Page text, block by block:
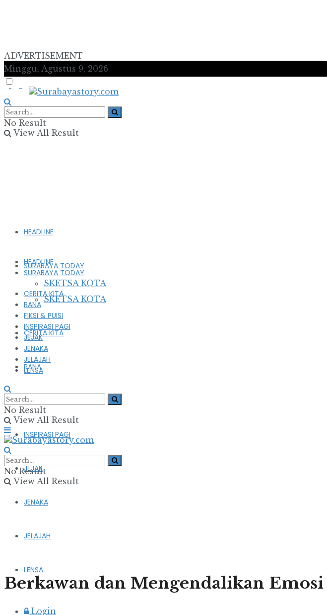
ADVERTISEMENT
Minggu, Agustus 9, 2026
No Result
View All Result
HEADLINE
SURABAYA TODAY
SKETSA KOTA
CERITA KITA
RANA
FIKSI & PUISI
INSPIRASI PAGI
JEJAK
JENAKA
JELAJAH
LENSA
Login
HEADLINE
SURABAYA TODAY
SKETSA KOTA
CERITA KITA
RANA
FIKSI & PUISI
INSPIRASI PAGI
JEJAK
JENAKA
JELAJAH
LENSA
No Result
View All Result
No Result
View All Result
Berkawan dan Mengendalikan Emosi